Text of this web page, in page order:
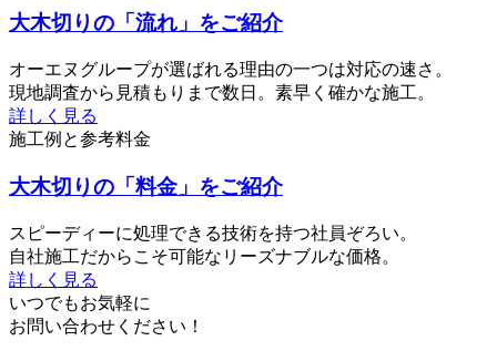
大木切りの「流れ」をご紹介
オーエヌグループが選ばれる理由の一つは対応の速さ。
現地調査から見積もりまで数日。素早く確かな施工。
詳しく見る
施工例と参考料金
大木切りの「料金」をご紹介
スピーディーに処理できる技術を持つ社員ぞろい。
自社施工だからこそ可能なリーズナブルな価格。
詳しく見る
いつでもお気軽に
お問い合わせください！